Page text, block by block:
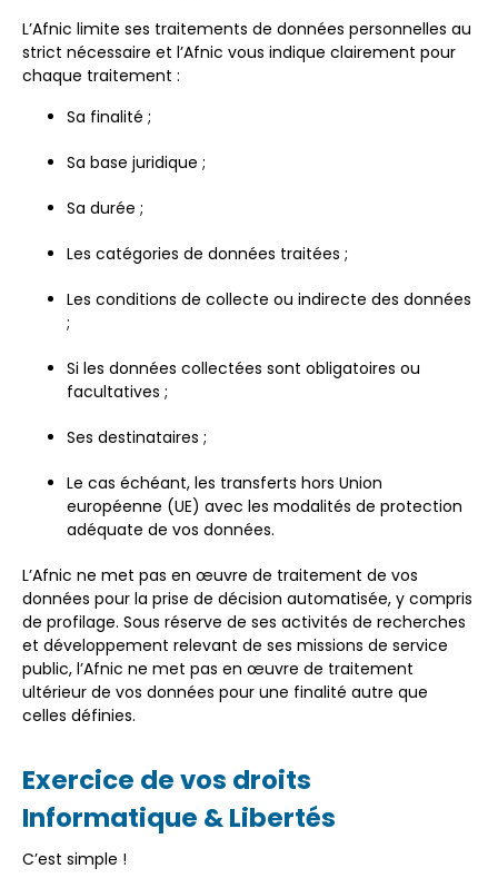
L’Afnic limite ses traitements de données personnelles au
strict nécessaire et l’Afnic vous indique clairement pour
chaque traitement :
Sa finalité ;
Sa base juridique ;
Sa durée ;
Les catégories de données traitées ;
Les conditions de collecte ou indirecte des données
;
Si les données collectées sont obligatoires ou
facultatives ;
Ses destinataires ;
Le cas échéant, les transferts hors Union
européenne (UE) avec les modalités de protection
adéquate de vos données.
L’Afnic ne met pas en œuvre de traitement de vos
données pour la prise de décision automatisée, y compris
de profilage. Sous réserve de ses activités de recherches
et développement relevant de ses missions de service
public, l’Afnic ne met pas en œuvre de traitement
ultérieur de vos données pour une finalité autre que
celles définies.
Exercice de vos droits
Informatique & Libertés
C’est simple !